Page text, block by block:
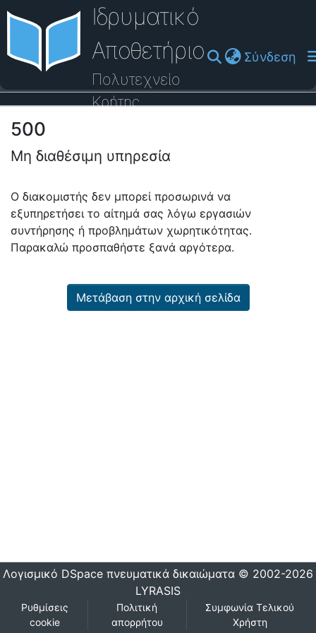
Ιδρυματικό
Αποθετήριο
Πολυτεχνείο
Κρήτης
Σύνδεση
Οδηγός Βοήθειας
500
Μη διαθέσιμη υπηρεσία
Ο διακομιστής δεν μπορεί προσωρινά να
εξυπηρετήσει το αίτημά σας λόγω εργασιών
συντήρησης ή προβλημάτων χωρητικότητας.
Παρακαλώ προσπαθήστε ξανά αργότερα.
Μετάβαση στην αρχική σελίδα
Λογισμικό DSpace πνευματικά δικαιώματα © 2002-2026
LYRASIS
Ρυθμίσεις
cookie
Πολιτική
απορρήτου
Συμφωνία Τελικού
Χρήστη